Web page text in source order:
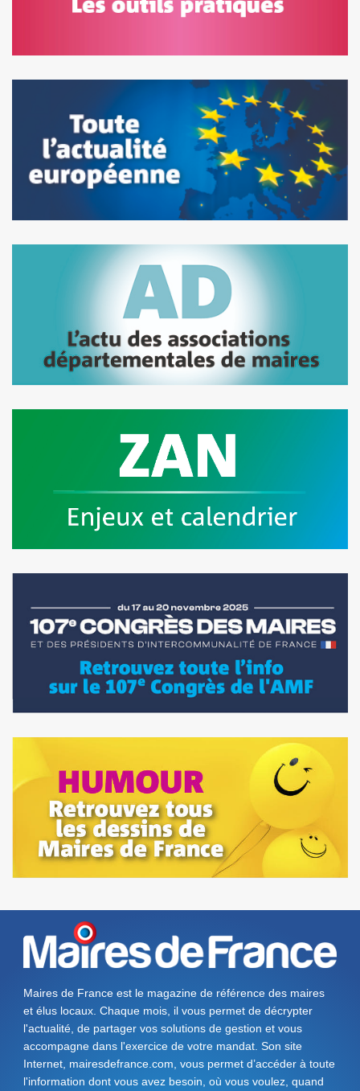
Maires de France est le magazine de référence des maires
et élus locaux. Chaque mois, il vous permet de décrypter
l'actualité, de partager vos solutions de gestion et vous
accompagne dans l'exercice de votre mandat. Son site
Internet, mairesdefrance.com, vous permet d’accéder à toute
l'information dont vous avez besoin, où vous voulez, quand